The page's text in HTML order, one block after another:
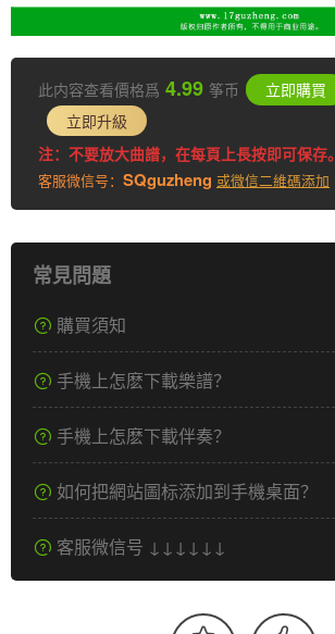
此内容查看價格爲 4.99 筝币 立即購買
立即升級
注：不要放大曲譜，在每頁上長按即可保存。
客服微信号： SQguzheng 或微信二維碼添加
常見問題
購買須知
手機上怎麽下載樂譜？
手機上怎麽下載伴奏？
如何把網站圖标添加到手機桌面？
客服微信号 ↓↓↓↓↓↓